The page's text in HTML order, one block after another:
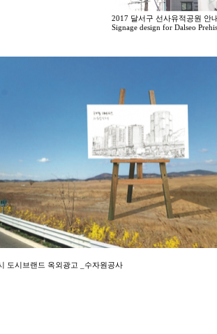
2017 달서구 선사유적공원 안
Signage design for Dalseo
도시브랜드 옥외광고 _수자원공사